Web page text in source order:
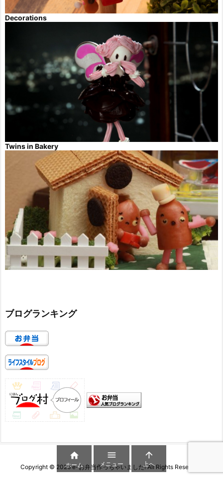
Decorations
Twins in Bakery
ブログランキング
Copyright © 2026 e-お弁当作っちゃいました!All Rights Reserved.

ホーム

メニュー

上へ